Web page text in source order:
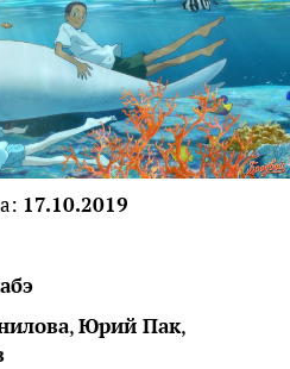
17.10.2019
,Юрий Пак,